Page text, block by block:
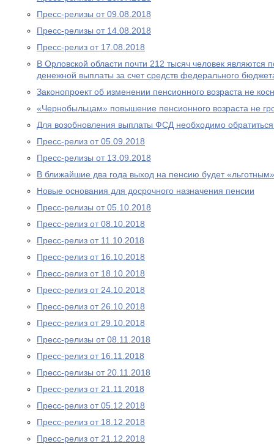
Пресс-релизы от 09.08.2018
Пресс-релизы от 14.08.2018
Пресс-релиз от 17.08.2018
В Орловской области почти 212 тысяч человек являются
денежной выплаты за счет средств федерального
Законопроект об изменении пенсионного возраста не
«Чернобыльцам» повышение пенсионного возраста не
Для возобновления выплаты ФСД необходимо
Пресс-релиз от 05.09.2018
Пресс-релизы от 13.09.2018
В ближайшие два года выход на пенсию будет «льготным»
Новые основания для досрочного назначения пенсии
Пресс-релизы от 05.10.2018
Пресс-релиз от 08.10.2018
Пресс-релиз от 11.10.2018
Пресс-релиз от 16.10.2018
Пресс-релиз от 18.10.2018
Пресс-релиз от 24.10.2018
Пресс-релиз от 26.10.2018
Пресс-релиз от 29.10.2018
Пресс-релизы от 08.11.2018
Пресс-релиз от 16.11.2018
Пресс-релизы от 20.11.2018
Пресс-релиз от 21.11.2018
Пресс-релиз от 05.12.2018
Пресс-релиз от 18.12.2018
Пресс-релиз от 21.12.2018